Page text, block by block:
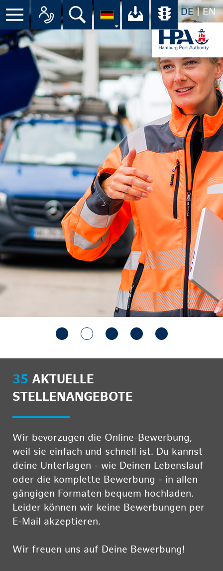
DE EN
Suche Ihr Download-
35 AKTUELLE
STELLENANGEBOTE
Wir bevorzugen die Online-Bewerbung,
weil sie einfach und schnell ist. Du kannst
deine Unterlagen - wie Deinen Lebenslauf
oder die komplette Bewerbung - in allen
gängigen Formaten bequem hochladen.
Leider können wir keine Bewerbungen per
E-Mail akzeptieren.
Wir freuen uns auf Deine Bewerbung!